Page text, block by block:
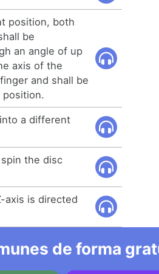
position, both
be
an angle of up
axis of the
and shall be
position.
a different
the disc
axis is directed
de forma